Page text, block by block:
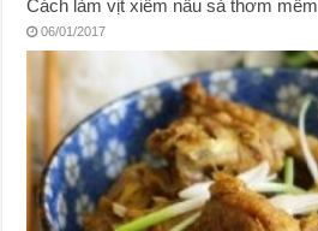
Cách làm vịt xiêm nấu sả thơm mềm
06/01/2017